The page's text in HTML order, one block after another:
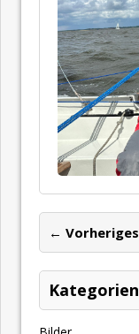
←
Kategorien